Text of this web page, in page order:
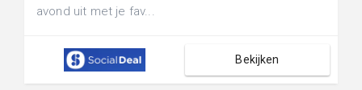
avond uit met je fav...
Bekijken